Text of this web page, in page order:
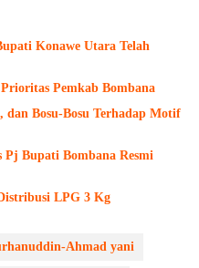
Konawe Utara Telah
Pemkab Bombana
dan Bosu-Bosu Terhadap Motif
Pj Bupati Bombana Resmi
LPG 3 Kg
Ahmad yani